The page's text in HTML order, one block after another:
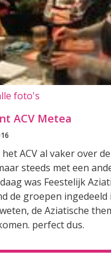
foto's
ACV Metea
ACV al vaker over
steeds met een
was Feestelijk
de groepen ingedeeld
de Aziatische
perfect dus.